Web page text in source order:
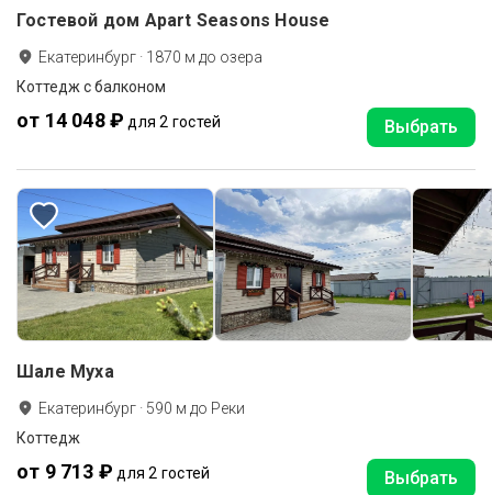
Гостевой дом Apart Seasons House
Екатеринбург · 1870 м до озера
Коттедж с балконом
от 14 048 ₽ для 2 гостей Выбрать
Шале Муха
Екатеринбург · 590 м до Реки
Коттедж
от 9 713 ₽ для 2 гостей Выбрать